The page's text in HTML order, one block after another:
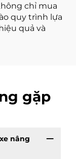
chỉ mua
quy trình lựa
quả và
gặp
nâng